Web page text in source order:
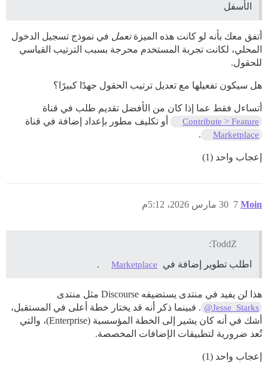
الأسفل
أتفق معك بأنه لو كانت هذه الميزةتعمل في نموذج تسجيل الدخول
المحلي، لكانت تجربة المستخدم محرجة بسبب الترتيب القياسي
للحقول.
هل سيكون تفعيلها مع تعديل ترتيب الحقول جهدًا كبيرًا؟
أتساءل فقط عما إذا كان من الأفضل تقديم طلب في قناة
Contribute > Feature أو تكليف مطور بإعداد إضافة في قناة
Marketplace
.
إعجاب واحد (1)
Moin 30 مارس 2026، 5:12م 7
ToddZ:
اطلب تطوير إضافة في
Marketplace
.
هذا لن يفيد في منتدى يستضيفه Discourse مثل منتدى
@Jesse_Starks . فبينما ذكر أنه قد يختار خطة أعلى في المستقبل،
أشك في أنه كان يشير إلى الخطة المؤسسية (Enterprise)، والتي
تُعد ضرورية لتطبيقات الإضافات المخصصة.
إعجاب واحد (1)